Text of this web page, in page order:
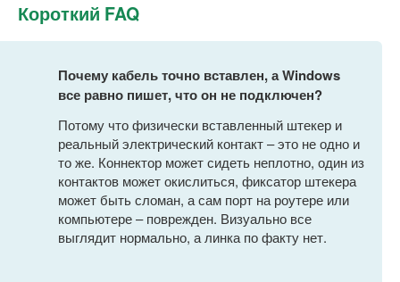
Короткий FAQ
Почему кабель точно вставлен, а Windows
все равно пишет, что он не подключен?
Потому что физически вставленный штекер и
реальный электрический контакт – это не одно и
то же. Коннектор может сидеть неплотно, один из
контактов может окислиться, фиксатор штекера
может быть сломан, а сам порт на роутере или
компьютере – поврежден. Визуально все
выглядит нормально, а линка по факту нет.